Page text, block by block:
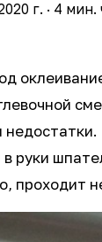
г. · 4 мин.
руки
проходит